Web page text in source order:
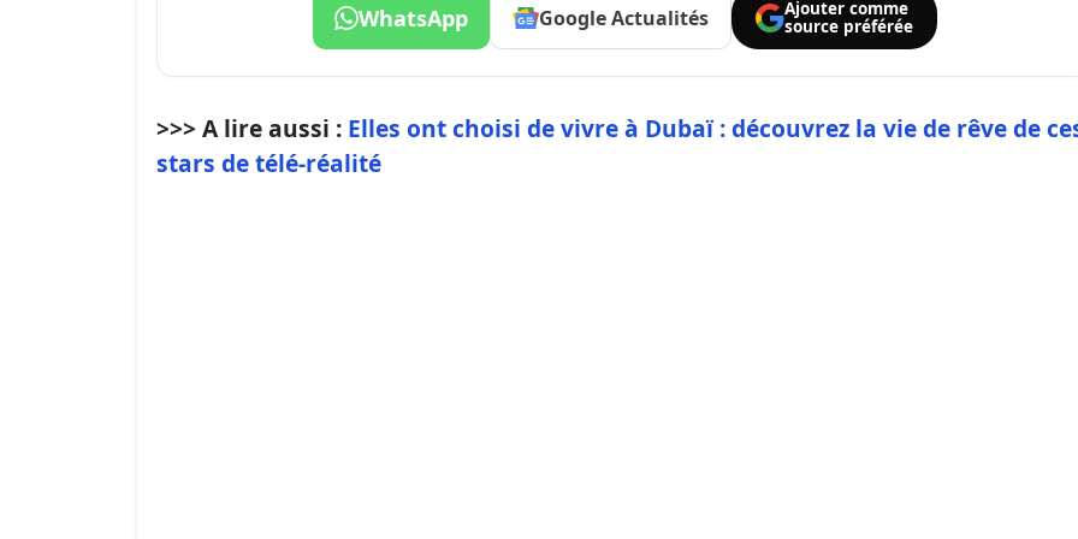
WhatsApp Google Actualités
Ajouter comme
source préférée
>>> A lire aussi : Elles ont choisi de vivre à Dubaï : découvrez la vie de rêve de
stars de télé-réalité